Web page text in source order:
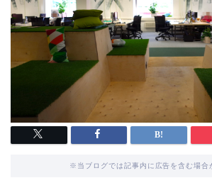
※当ブログでは記事内に広告を含む場合